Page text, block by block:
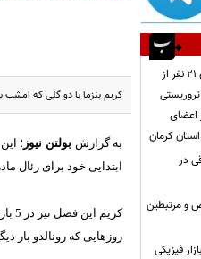
کریم بنزما با دو گلی که امشب
به گزارش بولتن نیوز
ابتدایی خود برای رئال
روزهایی که رونالدو بار
وزارت اطلاعات: شناسایی و دستگیری ۲۱ نفر از
۴ نفر از اعضای
کرمان
در
و مرتبطین
در بازار فیزیکی